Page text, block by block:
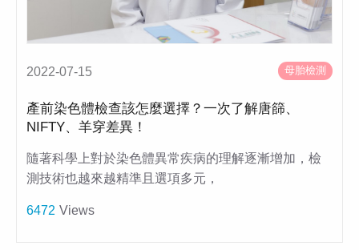
2022-07-15 母胎檢測
產前染色體檢查該怎麼選擇？一次了解唐篩、
NIFTY、羊穿差異！
隨著科學上對於染色體異常疾病的理解逐漸增加，檢
測技術也越來越精準且選項多元，
6472 Views